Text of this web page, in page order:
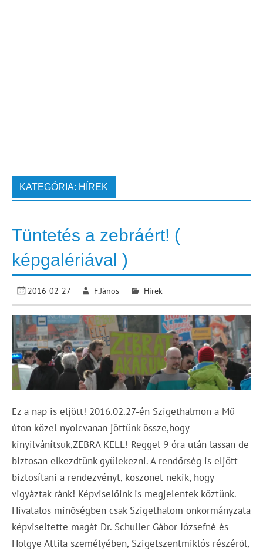
KATEGÓRIA: HÍREK
Tüntetés a zebráért! (
képgalériával )
2016-02-27 F.János Hírek
Ez a nap is eljött! 2016.02.27-én Szigethalmon a Mű
úton közel nyolcvanan jöttünk össze,hogy
kinyilvánítsuk,ZEBRA KELL! Reggel 9 óra után lassan de
biztosan elkezdtünk gyülekezni. A rendőrség is eljött
biztosítani a rendezvényt, köszönet nekik, hogy
vigyáztak ránk! Képviselőink is megjelentek köztünk.
Hivatalos minőségben csak Szigethalom önkormányzata
képviseltette magát Dr. Schuller Gábor Józsefné és
Hölgye Attila személyében, Szigetszentmiklós részéről,